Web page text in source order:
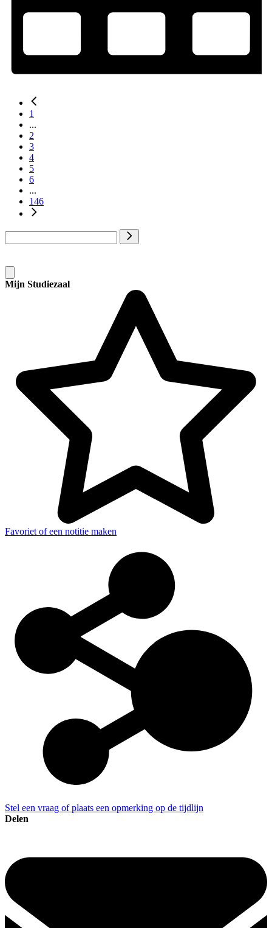
1
...
2
3
4
5
6
...
146
Mijn Studiezaal
Favoriet of een notitie maken
Stel een vraag of plaats een opmerking op de tijdlijn
Delen